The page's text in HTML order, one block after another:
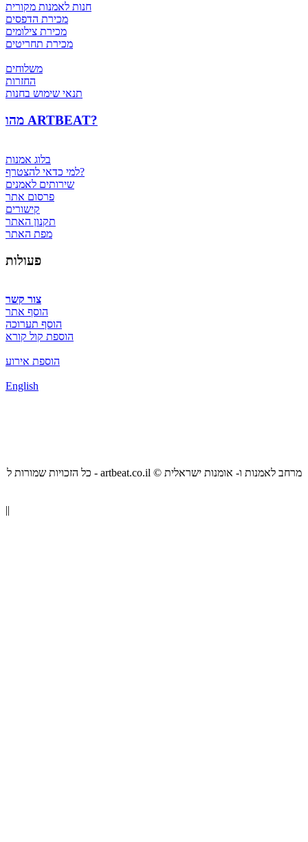
חנות לאמנות מקורית
מכירת הדפסים
מכירת צילומים
מכירת תחריטים
משלוחים
החזרות
תנאי שימוש בחנות
מהו ARTBEAT?
בלוג אמנות
למי כדאי להצטרף?
שירותים לאמנים
פרסום אתר
קישורים
תקנון האתר
מפת האתר
פעולות
צור קשר
הוסף אתר
הוסף תערוכה
הוספת קול קורא
הוספת אירוע
English
כל הזכויות שמורות ל - artbeat.co.il © מרחב לאמנות ו- אומנות ישראלית
||